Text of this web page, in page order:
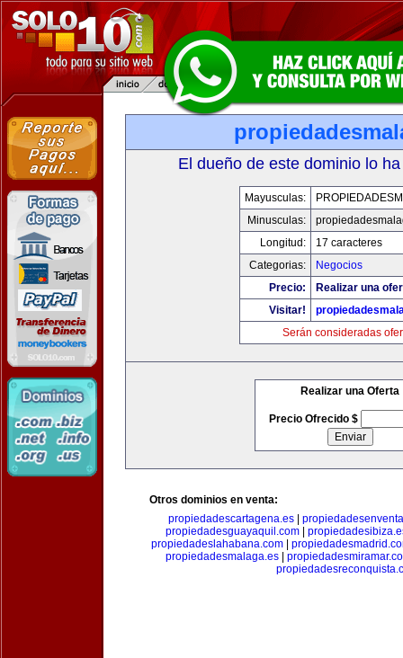
El dueño de este dominio lo
Mayusculas:
Minusculas:
Longitud:
17 caracteres
Categorias:
Negocios
Precio:
Realizar una
Visitar!
Serán consideradas
Realizar una Oferta
Precio Ofrecido $
Otros dominios en venta:
propiedadescartagena.es|
propiedadesguayaquil.com
propiedadeslahabana.com|
propiedadesmalaga.es|